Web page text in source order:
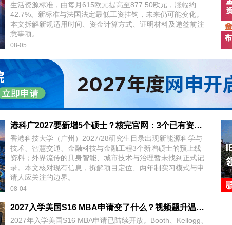
生活资源标准，由每月615欧元提高至877.50欧元，涨幅约
42.7%。新标准与法国法定最低工资挂钩，未来仍可能变化。
本文拆解新规适用时间、资金计算方式、证明材料及递签前注
意事项。
08-05
港科广2027要新增5个硕士？核完官网：3个已有资料，2个仍待确认
香港科技大学（广州）2027/28研究生目录出现新能源科学与
技术、智慧交通、金融科技与金融工程3个新增硕士的预上线
资料；外界流传的具身智能、城市技术与治理暂未找到正式记
录。本文核对现有信息，拆解项目定位、两年制实习模式与申
请人应关注的边界。
08-04
2027入学美国S16 MBA申请变了什么？视频题升温，长文书继续被压缩
2027年入学美国S16 MBA申请已陆续开放。Booth、Kellogg、